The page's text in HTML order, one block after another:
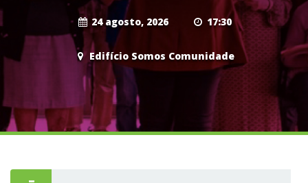
24 agosto, 2026 17:30
Edifício Somos Comunidade